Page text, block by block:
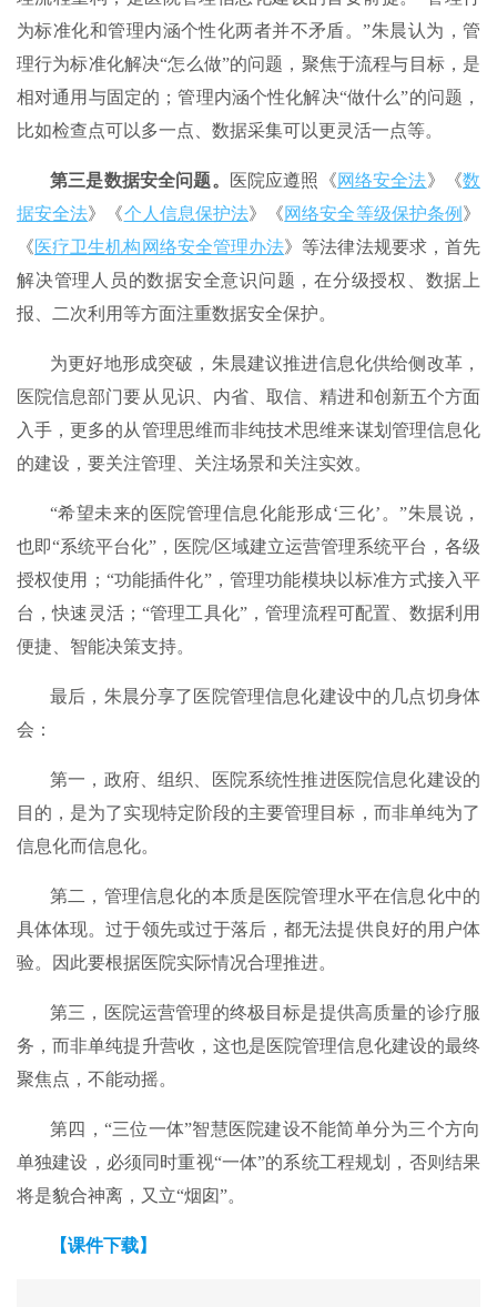
为标准化和管理内涵个性化两者并不矛盾。”朱晨认为，管
理行为标准化解决“怎么做”的问题，聚焦于流程与目标，是
相对通用与固定的；管理内涵个性化解决“做什么”的问题，
比如检查点可以多一点、数据采集可以更灵活一点等。
第三是数据安全问题。 医院应遵照《网络安全法》《数
据安全法》《个人信息保护法》《网络安全等级保护条例 》
《医疗卫生机构网络安全管理办法》等法律法规要求，首先
解决管理人员的数据安全意识问题，在分级授权、数据上
报、二次利用等方面注重数据安全保护。
为更好地形成突破，朱晨建议推进信息化供给侧改革，
医院信息部门要从见识、内省、取信、精进和创新五个方面
入手，更多的从管理思维而非纯技术思维来谋划管理信息化
的建设，要关注管理、关注场景和关注实效。
“希望未来的医院管理信息化能形成‘三化’。”朱晨说，
也即“系统平台化”，医院/区域建立运营管理系统平台，各级
授权使用；“功能插件化”，管理功能模块以标准方式接入平
台，快速灵活；“管理工具化”，管理流程可配置、数据利用
便捷、智能决策支持。
最后，朱晨分享了医院管理信息化建设中的几点切身体
会：
第一，政府、组织、医院系统性推进医院信息化建设的
目的，是为了实现特定阶段的主要管理目标，而非单纯为了
信息化而信息化。
第二，管理信息化的本质是医院管理水平在信息化中的
具体体现。过于领先或过于落后，都无法提供良好的用户体
验。因此要根据医院实际情况合理推进。
第三，医院运营管理的终极目标是提供高质量的诊疗服
务，而非单纯提升营收，这也是医院管理信息化建设的最终
聚焦点，不能动摇。
第四，“三位一体”智慧医院建设不能简单分为三个方向
单独建设，必须同时重视“一体”的系统工程规划，否则结果
将是貌合神离，又立“烟囱”。
【课件下载】